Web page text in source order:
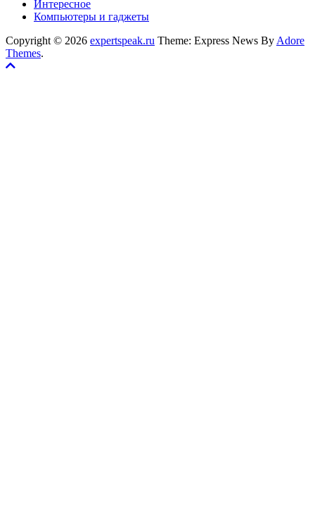
Интересное
Компьютеры и гаджеты
Copyright © 2026 expertspeak.ru Theme: Express News By Adore
Themes.